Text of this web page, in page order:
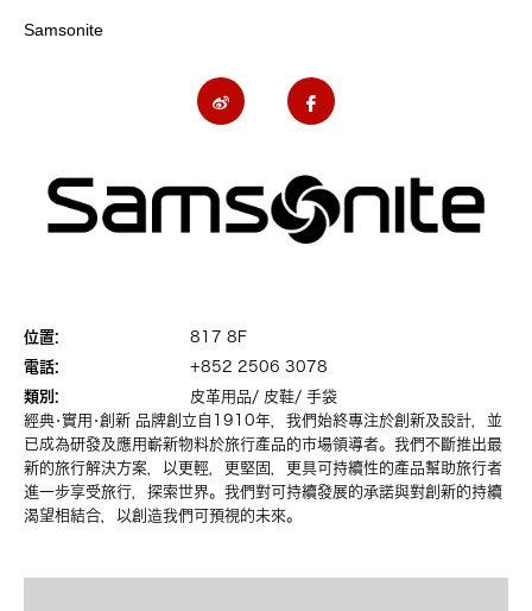
Samsonite
位置:
817 8F
電話:
+852 2506 3078
類別:
皮革用品/ 皮鞋/ 手袋
經典•實用•創新 品牌創立自1910年，我們始終專注於創新及設計，並
已成為研發及應用嶄新物料於旅行產品的市場領導者。我們不斷推出最
新的旅行解決方案，以更輕，更堅固，更具可持續性的產品幫助旅行者
進一步享受旅行，探索世界。我們對可持續發展的承諾與對創新的持續
渴望相結合，以創造我們可預視的未來。